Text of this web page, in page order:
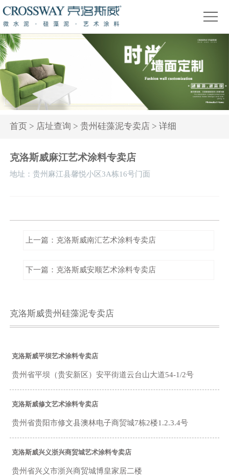
首
页
关
于
我
们
产
品
中
品
新
首页 > 店址查询 > 贵州硅藻泥专卖店 > 详细
克洛斯威麻江艺术涂料专卖店
地址：贵州麻江县馨悦小区3A栋16号门面
上一篇：克洛斯威南汇艺术涂料专卖店
下一篇：克洛斯威安顺艺术涂料专卖店
克洛斯威贵州硅藻泥专卖店
克洛斯威平坝艺术涂料专卖店
贵州省平坝（贵安新区）安平街道云台山大道54-1/2号
克洛斯威修文艺术涂料专卖店
贵州省贵阳市修文县澳林电子商贸城7栋2楼1.2.3.4号
克洛斯威兴义浙兴商贸城艺术涂料专卖店
贵州省兴义市浙兴商贸城博皇家居二楼